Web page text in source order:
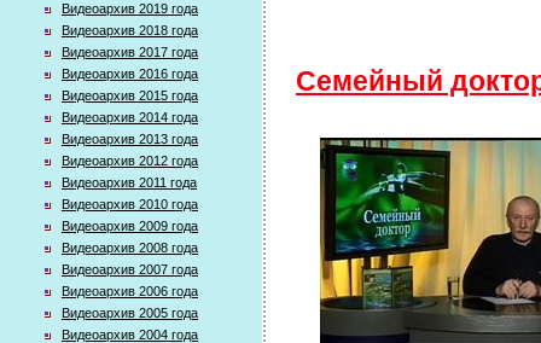
Видеоархив 2019 года
Видеоархив 2018 года
Видеоархив 2017 года
Видеоархив 2016 года
Видеоархив 2015 года
Видеоархив 2014 года
Видеоархив 2013 года
Видеоархив 2012 года
Видеоархив 2011 года
Видеоархив 2010 года
Видеоархив 2009 года
Видеоархив 2008 года
Видеоархив 2007 года
Видеоархив 2006 года
Видеоархив 2005 года
Видеоархив 2004 года
Семейный